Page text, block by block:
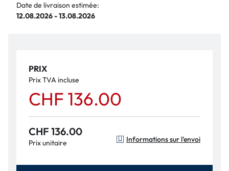
Date de livraison estimée:
12.08.2026 - 13.08.2026
PRIX
Prix TVA incluse
CHF 136.00
CHF 136.00
Prix unitaire Informations sur l'envoi